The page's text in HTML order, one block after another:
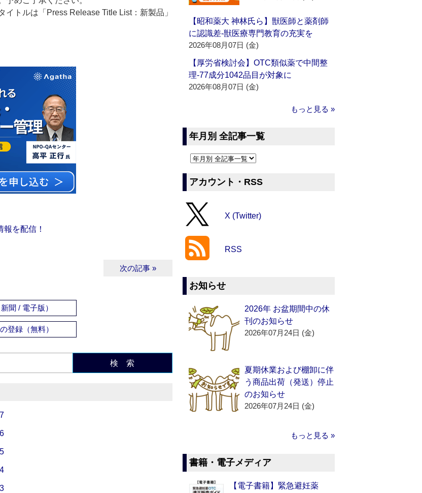
トルは「Press Release Title List：新製品」
を配信！
次の記事 »
聞 / 電子版）
登録（無料）
検 索
【昭和薬大 神林氏ら】獣医師と薬剤師
に認識差‐獣医療専門教育の充実を
2026年08月07日 (金)
【厚労省検討会】OTC類似薬で中間整
理‐77成分1042品目が対象に
2026年08月07日 (金)
もっと見る »
年月別 全記事一覧
アカウント・RSS
X (Twitter)
RSS
お知らせ
2026年 お盆期間中の休
刊のお知らせ
2026年07月24日 (金)
夏期休業および棚卸に伴
う商品出荷（発送）停止
のお知らせ
2026年07月24日 (金)
もっと見る »
書籍・電子メディア
【電子書籍】緊急避妊薬